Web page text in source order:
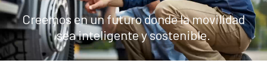
Creemos en un futuro donde la movilidad
sea inteligente y sostenible.